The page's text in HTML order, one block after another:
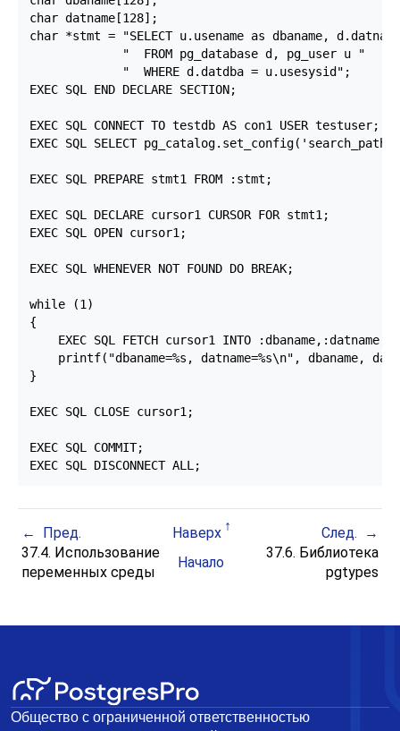
char datname[128];
char *stmt = "SELECT u.usename as dbaname,
             "  FROM pg_database d, pg_user u "
             "  WHERE d.datdba = u.usesysid";
EXEC SQL END DECLARE SECTION;
EXEC SQL CONNECT TO testdb AS con1 USER testuser;
EXEC SQL SELECT
EXEC SQL PREPARE stmt1 FROM :stmt;
EXEC SQL DECLARE cursor1 CURSOR FOR stmt1;
EXEC SQL OPEN cursor1;
EXEC SQL WHENEVER NOT FOUND DO BREAK;
while (1)
{
    EXEC SQL FETCH cursor1 INTO :dbaname,:datname;
printf("dbaname=%s, datname=%s\n", dbaname,
}
EXEC SQL CLOSE cursor1;
EXEC SQL COMMIT;
EXEC SQL DISCONNECT ALL;
Пред. Наверх
След.
37.4. Использование
переменных среды
Начало
37.6. Библиотека
pgtypes
Общество с ограниченной ответственностью